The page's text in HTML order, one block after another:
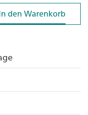
den Warenkorb
den Warenkorb